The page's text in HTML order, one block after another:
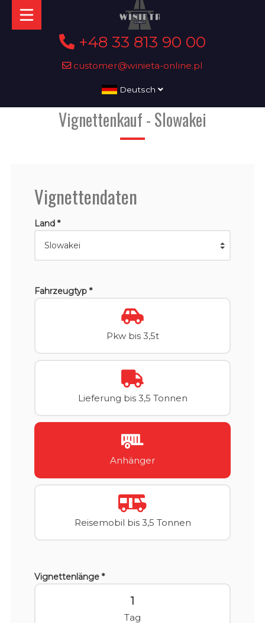
+48 33 813 90 00
customer@winieta-online.pl
Deutsch
Vignettenkauf - Slowakei
Vignettendaten
Land *
Fahrzeugtyp *
Pkw bis 3,5t
Lieferung bis 3,5 Tonnen
Anhänger
Reisemobil bis 3,5 Tonnen
Vignettenlänge *
1
Tag